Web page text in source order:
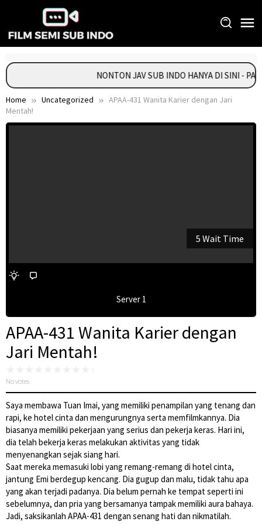
content
NONTON JAV SUB INDO HANYA DI SINI -
Home Uncategorized
APAA-431 Wanita Karier dengan Jari
Mentah!
5 Wait Time
Server 1
APAA-431 Wanita Karier dengan
Jari Mentah!
No votes
Saya membawa Tuan Imai, yang memiliki penampilan yang tenang dan
rapi, ke hotel cinta dan mengurungnya serta memfilmkannya. Dia
biasanya memiliki pekerjaan yang serius dan pekerja keras. Hari ini,
dia telah bekerja keras melakukan aktivitas yang tidak
menyenangkan sejak siang hari.
Saat mereka memasuki lobi yang remang-remang di hotel cinta,
jantung Emi berdegup kencang. Dia gugup dan malu, tidak tahu apa
yang akan terjadi padanya. Dia belum pernah ke tempat seperti ini
sebelumnya, dan pria yang bersamanya tampak memiliki aura bahaya.
Jadi, saksikanlah APAA-431 dengan senang hati dan nikmatilah.